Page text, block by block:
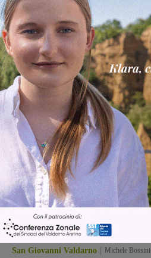
Morta Lorenza Mazzetti, superstite
della strage della famiglia Einstein e
insignita della cittadinanza onoraria
Ultime Notizie
San Giovanni Valdarno Michele Bossini